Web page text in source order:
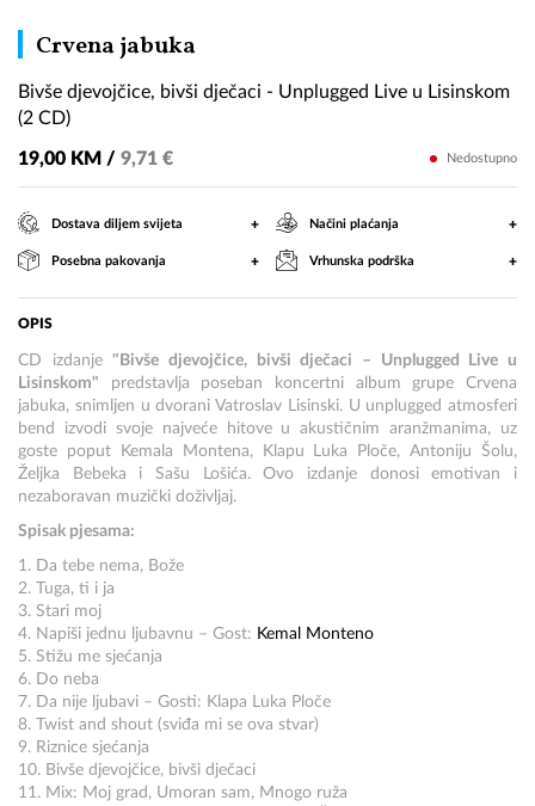
Crvena jabukaBivše
bivši
Unplugged
Lisinskom
(2
Bivše djevojčice, bivši dječaci - Unplugged Live u Lisinskom
(2 CD)
19,00 KM / 9,71 € Nedostupno
Dostava diljem svijeta + Načini plaćanja +
Posebna pakovanja + Vrhunska podrška +
OPIS
CD izdanje"Bivše djevojčice, bivši dječaci – Unplugged Live u
Lisinskom" predstavlja poseban koncertni album grupe Crvena
jabuka, snimljen u dvorani Vatroslav Lisinski. U unplugged atmosferi
bend izvodi svoje najveće hitove u akustičnim aranžmanima, uz
goste poput Kemala Montena, Klapu Luka Ploče, Antoniju Šolu,
Željka Bebeka i Sašu Lošića. Ovo izdanje donosi emotivan i
nezaboravan muzički doživljaj.
Spisak pjesama:
1. Da tebe nema, Bože
2. Tuga, ti i ja
3. Stari moj
4. Napiši jednu ljubavnu – Gost: Kemal Monteno
5. Stižu me sjećanja
6. Do neba
7. Da nije ljubavi – Gosti: Klapa Luka Ploče
8. Twist and shout (sviđa mi se ova stvar)
9. Riznice sjećanja
10. Bivše djevojčice, bivši dječaci
11. Mix: Moj grad, Umoran sam, Mnogo ruža